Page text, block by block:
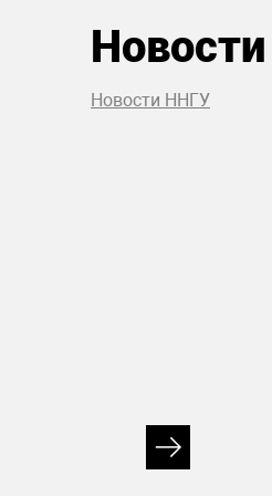
Новости
Новости ННГУ